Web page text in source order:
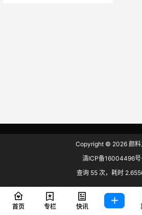
Copyright © 2026 颜
滇ICP备16004496号
查询 55 次，耗时
首页 专栏 快讯